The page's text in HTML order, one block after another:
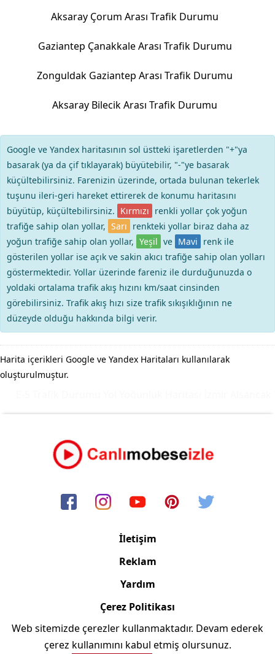
Aksaray Çorum Arası Trafik Durumu
Gaziantep Çanakkale Arası Trafik Durumu
Zonguldak Gaziantep Arası Trafik Durumu
Aksaray Bilecik Arası Trafik Durumu
Google ve Yandex haritasının sol üstteki işaretlerden "+"ya
basarak (ya da çif tıklayarak) büyütebilir, "-"ye basarak
küçültebilirsiniz. Farenizin üzerinde, ortada bulunan tekerlek
tuşunu ileri-geri hareket ettirerek de konumu haritasını
büyütüp, küçültebilirsiniz. Kırmızı renkli yollar çok yoğun
trafiğe sahip olan yollar, Sarı renkteki yollar biraz daha az
yoğun trafiğe sahip olan yollar, Yeşil ve Mavi renk ile
gösterilen yollar ise açık ve sakin akıcı trafiğe sahip olan yolları
göstermektedir. Yollar üzerinde fareniz ile durduğunuzda o
yoldaki ortalama trafik akış hızını km/saat cinsinden
görebilirsiniz. Trafik akış hızı size trafik sıkışıklığının ne
düzeyde olduğu hakkında bilgi verir.
Harita içerikleri Google ve Yandex Haritaları kullanılarak
oluşturulmuştur.
İletişim
Reklam
Yardım
Çerez Politikası
Copyright © 2006/2024 Canlimobeseizle.com
Web sitemizde çerezler kullanmaktadır. Devam ederek
çerez kullanımını kabul etmiş olursunuz.